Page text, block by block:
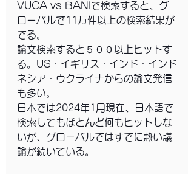
VUCA vs BANIで検索すると、グ
ローバルで11万件以上の検索結果が
でる。
論文検索すると５００以上ヒットす
る。US・イギリス・インド・インド
ネシア・ウクライナからの論文発信
も多い。
日本では2024年1月現在、日本語で
検索してもほとんど何もヒットしな
いが、グローバルではすでに熱い議
論が続いている。